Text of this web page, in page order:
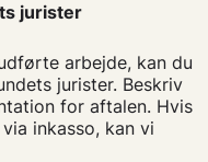
jurister
arbejde, kan du
jurister. Beskriv
for aftalen. Hvis
inkasso, kan vi